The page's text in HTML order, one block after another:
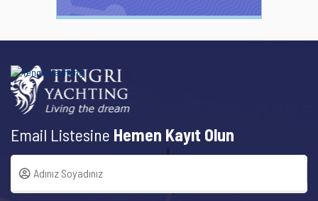
Email Listesine Hemen Kayıt Olun